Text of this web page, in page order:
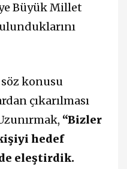
Büyük Millet
konusu
çıkarılması
“Bizler
hedef
eleştirdik.